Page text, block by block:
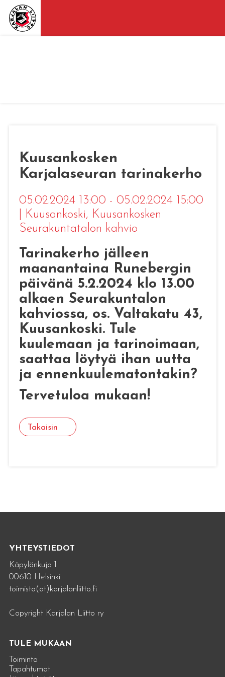
Kuusankosken
Karjalaseuran tarinakerho
05.02.2024 13:00 - 05.02.2024 15:00
Kuusankoski, Kuusankosken
Seurakuntatalon kahvio
Tarinakerho jälleen
maanantaina Runebergin
päivänä 5.2.2024 klo 13.00
alkaen Seurakuntalon
kahviossa, os. Valtakatu 43,
Kuusankoski. Tule
kuulemaan ja tarinoimaan,
saattaa löytyä ihan uutta
ja ennenkuulematontakin?
Tervetuloa mukaan!
Takaisin
YHTEYSTIEDOT
Käpylänkuja 1
00610 Helsinki
toimisto(at)karjalanliitto.fi
Copyright Karjalan Liitto ry
TULE MUKAAN
Toiminta
Tapahtumat